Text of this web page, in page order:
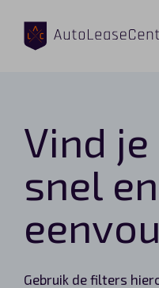
Vind
snel en
Gebruik de filters
Zakelijke auto’s
Bedrijfswagens
Elektrische auto’s